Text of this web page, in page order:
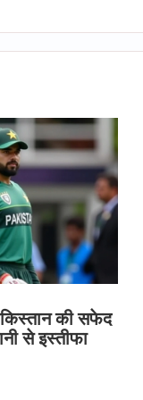
की सफेद
से इस्तीफा